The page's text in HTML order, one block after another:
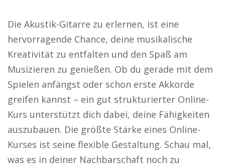
Die Akustik-Gitarre zu erlernen, ist eine
hervorragende Chance, deine musikalische
Kreativität zu entfalten und den Spaß am
Musizieren zu genießen. Ob du gerade mit dem
Spielen anfängst oder schon erste Akkorde
greifen kannst – ein gut strukturierter Online-
Kurs unterstützt dich dabei, deine Fähigkeiten
auszubauen. Die größte Stärke eines Online-
Kurses ist seine flexible Gestaltung. Schau mal,
was es in deiner Nachbarschaft noch zu